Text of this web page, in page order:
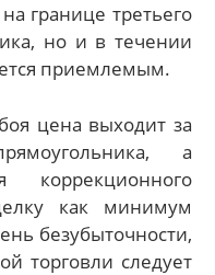
границе третьего
но и в течении
приемлемым.
цена выходит за
а
коррекционного
как минимум
безубыточности,
торговли следует